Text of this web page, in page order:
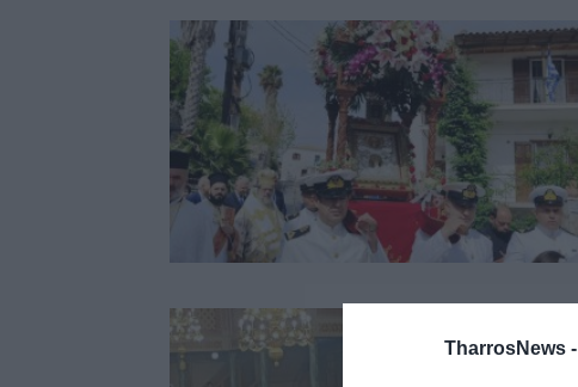
TharrosNews -